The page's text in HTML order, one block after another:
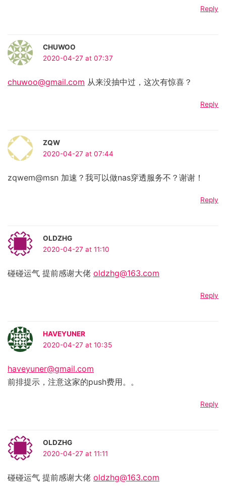
Reply
CHUWOO
2020-04-27 at 07:37
chuwoo@gmail.com 从来没抽中过，这次有惊喜？
Reply
ZQW
2020-04-27 at 07:44
zqwem@msn 加速？我可以做nas穿透服务不？谢谢！
Reply
OLDZHG
2020-04-27 at 11:10
碰碰运气 提前感谢大佬 oldzhg@163.com
Reply
HAVEYUNER
2020-04-27 at 10:35
haveyuner@gmail.com
前排提示，注意这家的push费用。。
Reply
OLDZHG
2020-04-27 at 11:11
碰碰运气 提前感谢大佬 oldzhg@163.com